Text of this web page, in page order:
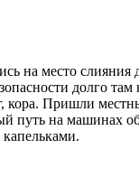
на место
долго
кора. Пришли
путь на машинах